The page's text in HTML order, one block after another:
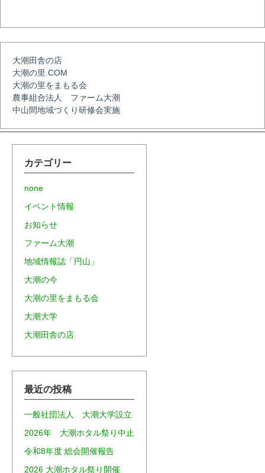
ョ
ン
大潮田舎の店
大潮の里.COM
大潮の里をまもる会
農事組合法人 ファーム大潮
中山間地域づくり研修会実施
カテゴリー
none
イベント情報
お知らせ
ファーム大潮
地域情報誌「円山」
大潮の今
大潮の里をまもる会
大潮大学
大潮田舎の店
最近の投稿
一般社団法人 大潮大学設立
2026年 大潮ホタル祭り中止
令和8年度 総会開催報告
2026 大潮ホタル祭り開催